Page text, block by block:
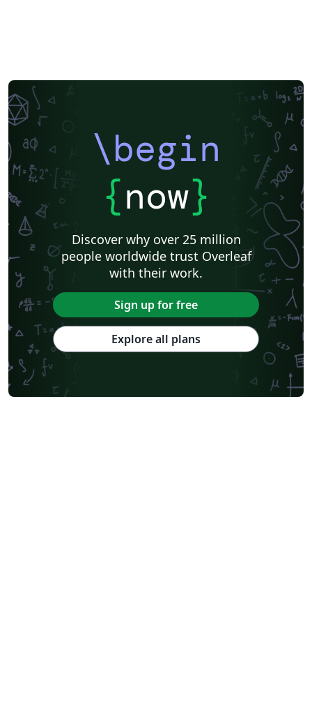
\begin
{now}
Discover why over 25 million
people worldwide trust Overleaf
with their work.
Sign up for free
Explore all plans